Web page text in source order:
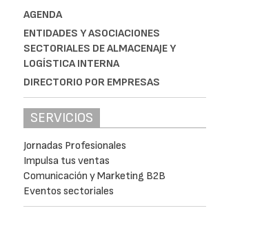
AGENDA
ENTIDADES Y ASOCIACIONES
SECTORIALES DE ALMACENAJE Y
LOGÍSTICA INTERNA
DIRECTORIO POR EMPRESAS
SERVICIOS
Jornadas Profesionales
Impulsa tus ventas
Comunicación y Marketing B2B
Eventos sectoriales